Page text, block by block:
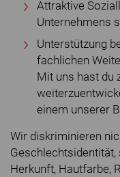
Attraktive
Unternehmens
Unterstützung
fachlichen
Mit uns hast du
einem unserer
Wir diskriminieren
Herkunft, Hautfarbe,